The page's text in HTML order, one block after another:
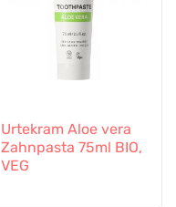
Urtekram Aloe vera
Zahnpasta 75ml BIO,
VEG